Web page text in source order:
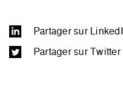
Partager sur
Partager sur Twitter